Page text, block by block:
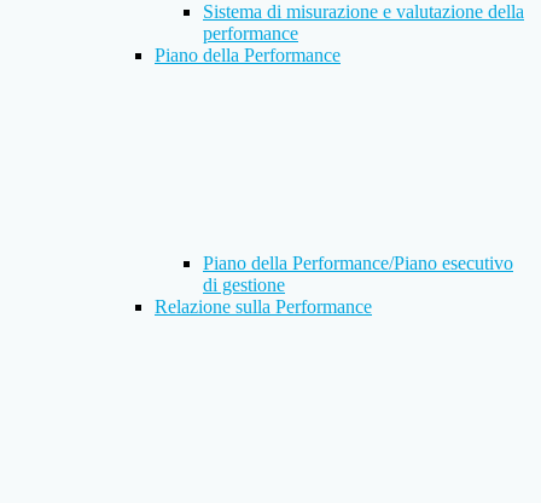
Sistema di misurazione e valutazione della
performance
Piano della Performance
Piano della Performance/Piano esecutivo
di gestione
Relazione sulla Performance